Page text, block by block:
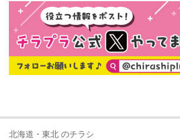
北海道・東北 のチラシ